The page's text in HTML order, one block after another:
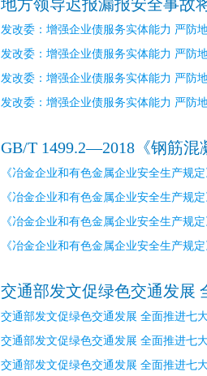
地方领导迟报漏报安全事故
发改委：增强企业债服务实体能力 严防
发改委：增强企业债服务实体能力 严防
发改委：增强企业债服务实体能力 严防
发改委：增强企业债服务实体能力 严防
GB/T 1499.2—2018《钢筋
《冶金企业和有色金属企业安全生产规
《冶金企业和有色金属企业安全生产规
《冶金企业和有色金属企业安全生产规
《冶金企业和有色金属企业安全生产规
交通部发文促绿色交通发展
交通部发文促绿色交通发展 全面推进七
交通部发文促绿色交通发展 全面推进七
交通部发文促绿色交通发展 全面推进七